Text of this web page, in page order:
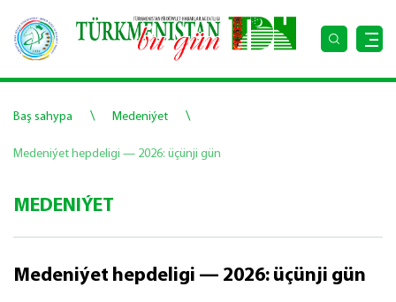
Baş sahypa \ Medeniýet \
Medeniýet hepdeligi — 2026: üçünji gün
MEDENIÝET
Medeniýet hepdeligi — 2026: üçünji gün